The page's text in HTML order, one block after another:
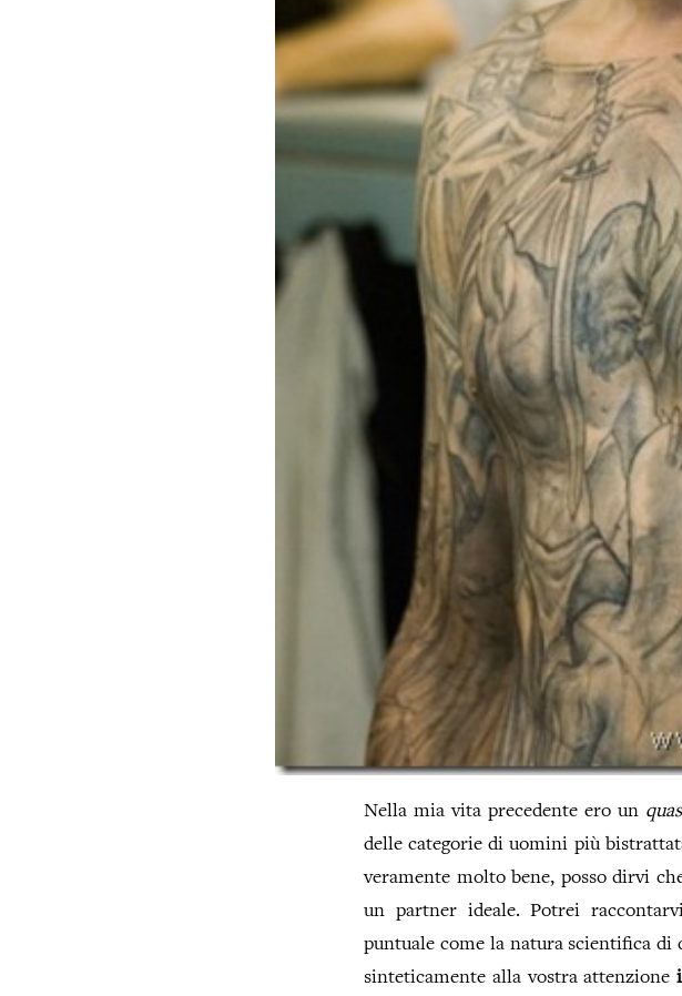
Nella mia vita precedente ero un
delle categorie di uomini più
veramente molto bene, posso dirvi
un partner ideale. Potrei
puntuale come la natura scientifica di
sinteticamente alla vostra attenzione